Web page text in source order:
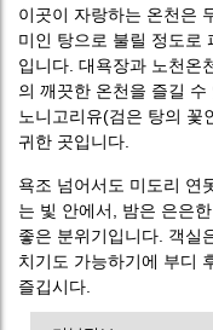
이곳이 자랑하는 온천은
미인 탕으로 불릴 정도로
입니다. 대욕장과 노천온
의 깨끗한 온천을 즐길 수
노니고리유(검은 탕의 꽃
귀한 곳입니다.
욕조 넘어서도 미도리 연
는 빛 안에서, 밤은 은은
좋은 분위기입니다. 객실
치기도 가능하기에 부디
즐깁시다.